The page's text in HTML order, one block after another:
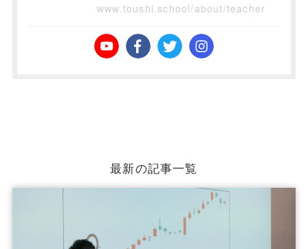
www.toushi.school/about/teacher
最新の記事一覧